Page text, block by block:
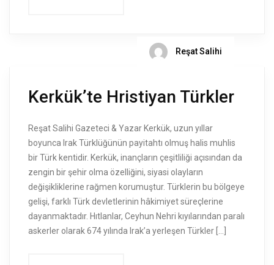
Reşat Salihi
Kerkük’te Hristiyan Türkler
Reşat Salihi Gazeteci & Yazar Kerkük, uzun yıllar
boyunca Irak Türklüğünün payitahtı olmuş halis muhlis
bir Türk kentidir. Kerkük, inançların çeşitliliği açısından da
zengin bir şehir olma özelliğini, siyasi olayların
değişikliklerine rağmen korumuştur. Türklerin bu bölgeye
gelişi, farklı Türk devletlerinin hâkimiyet süreçlerine
dayanmaktadır. Hıtlanlar, Ceyhun Nehri kıyılarından paralı
askerler olarak 674 yılında Irak’a yerleşen Türkler […]